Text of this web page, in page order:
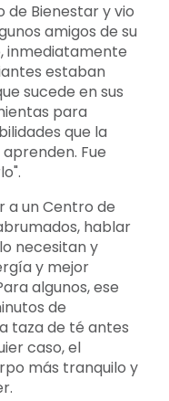
de Bienestar y vio
amigos de su
inmediatamente
estaban
sucede en sus
para
que la
Fue
a un Centro de
hablar
necesitan y
y mejor
algunos, ese
de
taza de té antes
caso, el
más tranquilo y